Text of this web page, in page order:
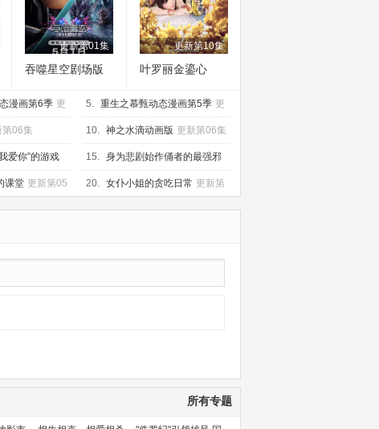
更新第01集
吞噬星空剧场版
更新第10集
叶罗丽金鎏心
漫画第6季 更 5. 重生之慕甄动态漫画第5季 更
新第20集
第06集 10. 神之水滴动画版 更新第06集
爱你”的游戏 15. 身为悲剧始作俑者的最强邪
恶BOSS女王为民竭心尽力。第 更
新第06集
课堂 更新第05 20. 女仆小姐的贪吃日常 更新第
08集
所有专题